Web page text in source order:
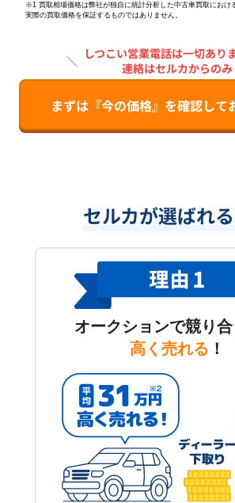
※1 買取相場価格は弊社が独自に統計分析した中古車買取におけ
実際の買取価格を保証するものではありません。
＼ しつこい営業電話は一切あり
連絡はセルカからのみ
まずは『今の価格』を確認して
セルカが選ばれ
オークションで競り
高く売れる ！